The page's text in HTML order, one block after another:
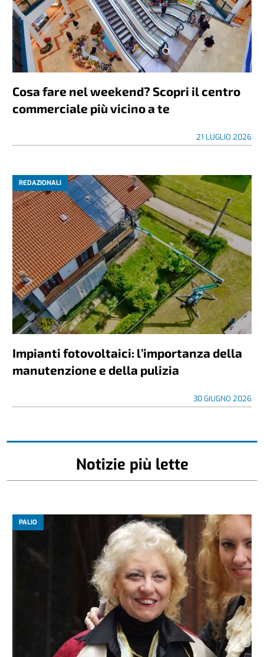
Cosa fare nel weekend? Scopri il centro
commerciale più vicino a te
21 LUGLIO 2026
REDAZIONALI
Impianti fotovoltaici: l’importanza della
manutenzione e della pulizia
30 GIUGNO 2026
Notizie più lette
PALIO